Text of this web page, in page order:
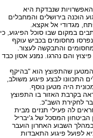
שנבדקת היא
הוכנה בירושלים והמחבלים
מגדודי אל אקצא.
במקום שבו סוכל הפיגוע, כי
מחסומים בכביש עוקף
והתבקשה לעצור.
והם נהרגו. נמנע אסון כבד
שהתפוצץ הוא "בהיקף
התכוונו לבצע פיגוע משולב,
היה מטען נוסף.
בקרבת האזור בו התפוצץ
לחקירת השב"כ.
לה פעילי תנזים מבית
המסכל של ג'יבריל
השבוע האחרון הועבר
לפועל פיגוע התאבדות